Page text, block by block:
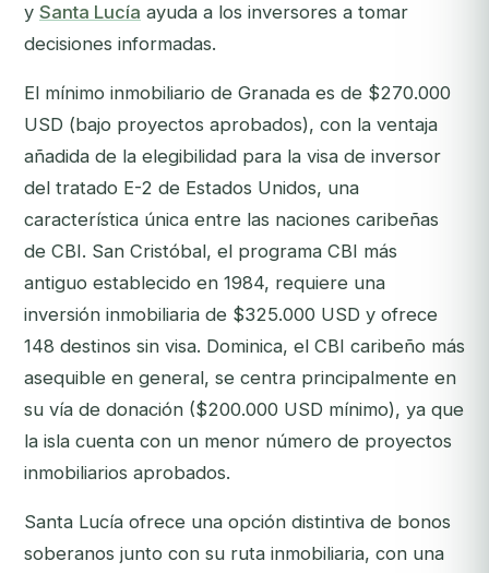
y Santa Lucía ayuda a los inversores a tomar
decisiones informadas.
El mínimo inmobiliario de Granada es de $270.000
USD (bajo proyectos aprobados), con la ventaja
añadida de la elegibilidad para la visa de inversor
del tratado E-2 de Estados Unidos, una
característica única entre las naciones caribeñas
de CBI. San Cristóbal, el programa CBI más
antiguo establecido en 1984, requiere una
inversión inmobiliaria de $325.000 USD y ofrece
148 destinos sin visa. Dominica, el CBI caribeño más
asequible en general, se centra principalmente en
su vía de donación ($200.000 USD mínimo), ya que
la isla cuenta con un menor número de proyectos
inmobiliarios aprobados.
Santa Lucía ofrece una opción distintiva de bonos
soberanos junto con su ruta inmobiliaria, con una